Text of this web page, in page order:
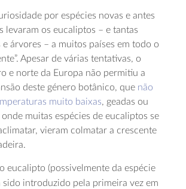
por espécies novas e antes
levaram os eucaliptos – e tantas
árvores – a muitos países em todo o
Apesar de várias tentativas, o
e norte da Europa não permitiu a
deste género botânico, que não
muito baixas, geadas ou
onde muitas espécies de eucaliptos se
vieram colmatar a crescente
eucalipto (possivelmente da espécie
sido introduzido pela primeira vez em